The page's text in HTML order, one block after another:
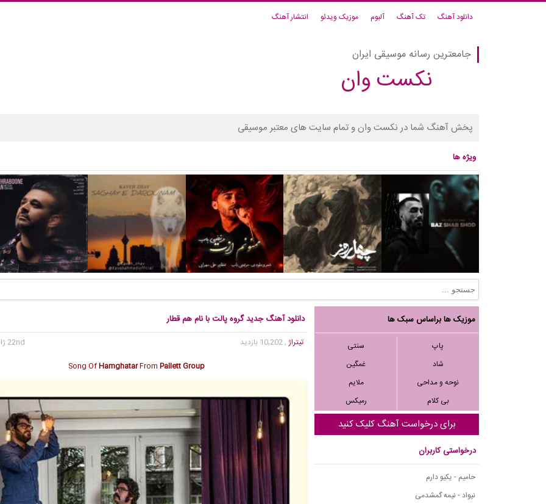
دانلود آهنگ تک آهنگ آلبوم موزیک ویدئو انتشار آهنگ
جامعترین رسانه موسیقی ایران
نکست وان
پخش آهنگ شما در نکست وان و تمام سایت های معتبر موسیقی
ویژه ها
موزیک ها براساس سبک ها
پاپ
سنتی
شاد
غمگین
نوحه و مداحی
ملایم
بی کلام
رمیکس
برای درخواست آهنگ کلیک کنید
درخواستی کاربران
حامیم - یکیو دارم
نیواد - نیمه گمشدمی
دانلود آهنگ جدید گروه پالت با نام هم قطار
تیتراژ , 10,202 بازدید
22nd ژانویه 2018
Song OfHamghatarFromPallett Group